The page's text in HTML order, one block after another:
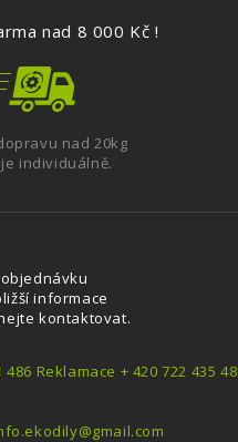
nad 8 000 Kč !
nad 20kg
individuálně.
informace
kontaktovat.
Reklamace + 420 722 435